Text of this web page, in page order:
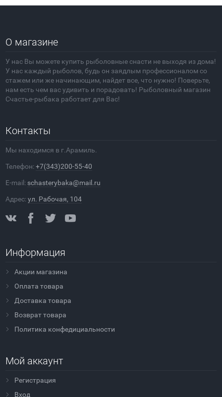
О магазине
У нас Вы можете купить рыболовные снасти не выходя из дома!
У нас каждый рыболов, будь он заядлым профессионалом со
стажем или же начинающим, найдет все, что нужно! Поверьте,
нам есть чем вас удивить и порадовать! Рыболовный магазин
Счастье-рыбака работает для Вас!
Контакты
Мы находимся в г.Арамиль.
Телефон:+7(343)200-55-40
E-mail: schasterybaka@mail.ru
Адрес:ул. Рабочая, 104
Информация
Акции магазина
Оплата товара
Доставка товара
Возврат товара
Политика конфедициальности
Мой аккаунт
Регистрация
Вход